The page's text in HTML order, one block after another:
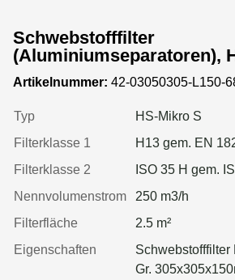
Schwebstofffilter
(Aluminiumseparatoren),
Gr. 305x305x150 mm, EN
Rahmen: Edelstahl 1.4301,
geschäumt
Artikelnummer: 42-03050305-L150-
Typ
HS-Mikro S
Filterklasse 1
H13 gem. EN
Filterklasse 2
ISO 35 H gem.
Nennvolumenstrom
250 m3/h
Filterfläche
2.5 m²
Eigenschaften
Schwebstofffilter
Gr.